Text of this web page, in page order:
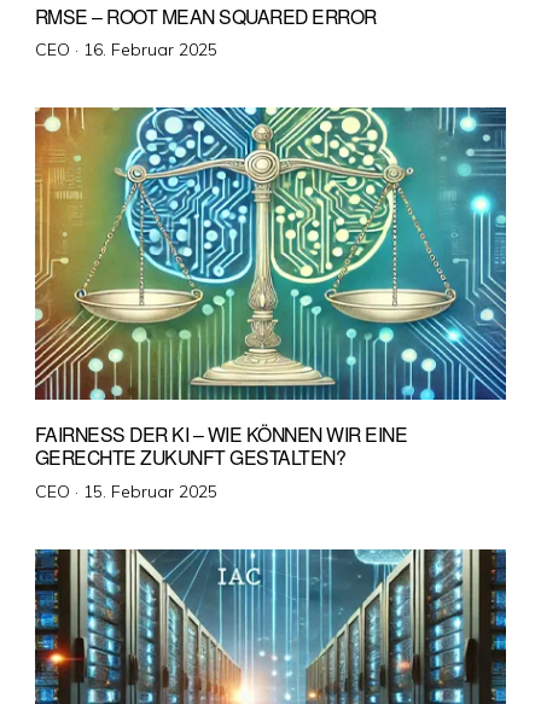
RMSE – ROOT MEAN SQUARED ERROR
CEO · Veröffentlicht
16. Februar 2025
FAIRNESS DER KI – WIE KÖNNEN WIR EINE
GERECHTE ZUKUNFT GESTALTEN?
CEO · Veröffentlicht
15. Februar 2025